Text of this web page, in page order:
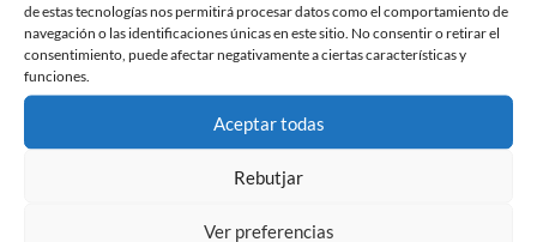
de estas tecnologías nos permitirá procesar datos como el comportamiento de
navegación o las identificaciones únicas en este sitio. No consentir o retirar el
consentimiento, puede afectar negativamente a ciertas características y
funciones.
Aceptar todas
Rebutjar
Ver preferencias
Campo:Nova Creu Alta, 3.113 espectadores.
Noticias Relacionadas